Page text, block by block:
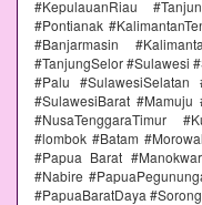
#KepulauanRiau
#Pontianak
#Banjarmasin
#TanjungSelor #Sulawesi
#Palu #SulawesiSelatan
#SulawesiBarat
#NusaTenggaraTimur
#lombok #Batam
#Papua Barat
#Nabire
#PapuaBaratDaya #Sorong